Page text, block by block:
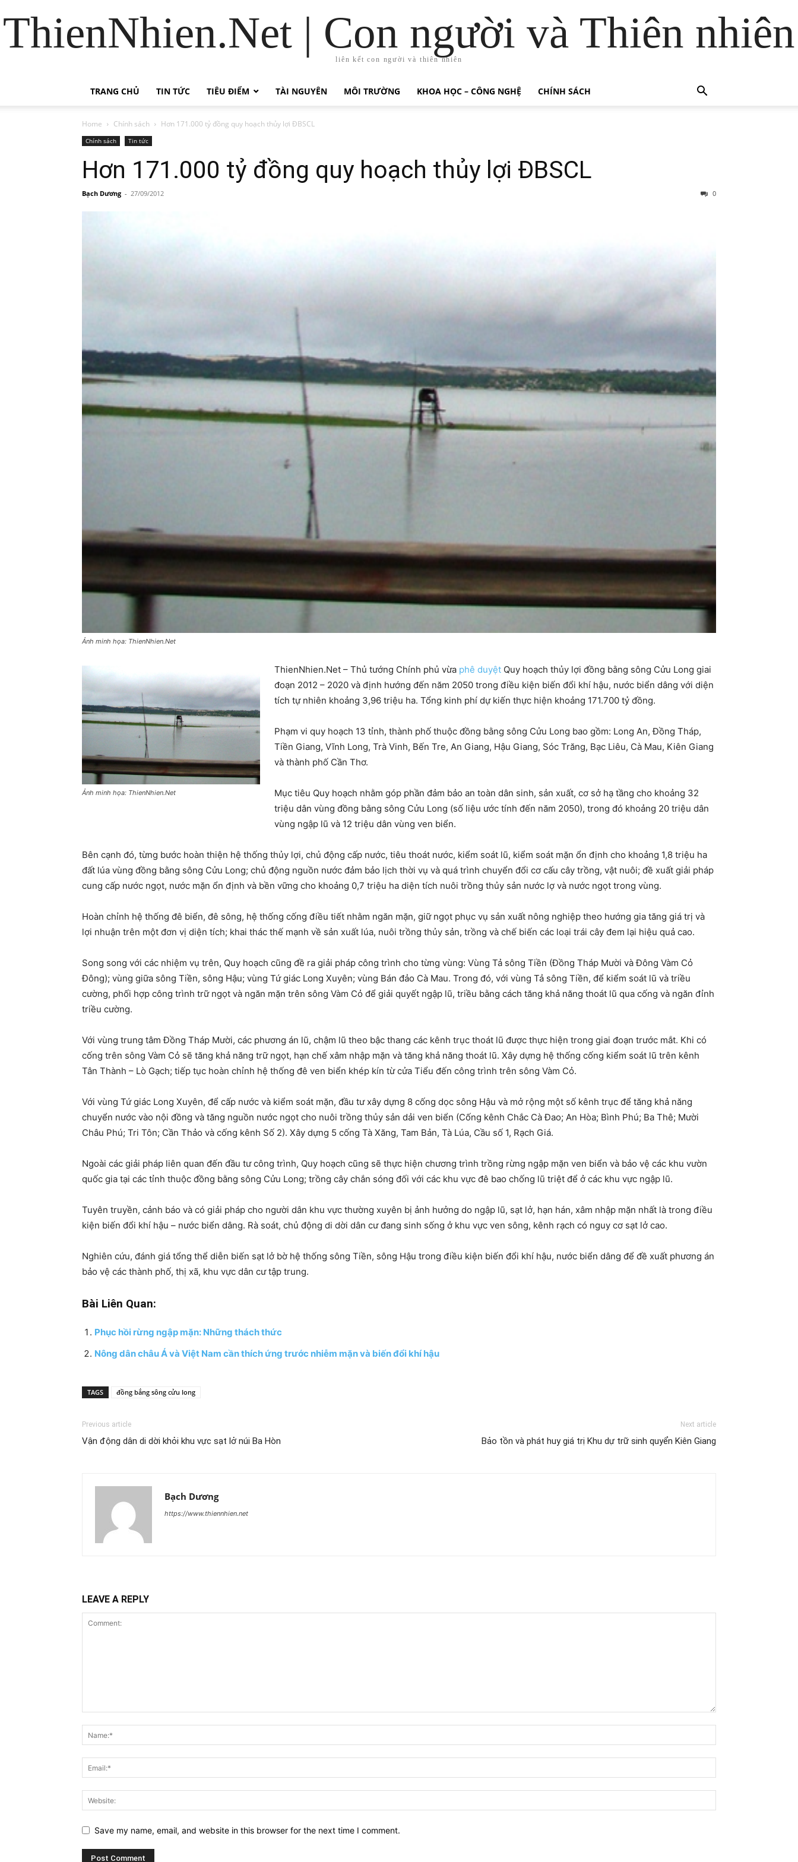
ThienNhien.Net | Con người và Thiên nhiên
liên kết con người và thiên nhiên
TRANG CHỦ TIN TỨC TIÊU ĐIỂM TÀI NGUYÊN MÔI TRƯỜNG KHOA HỌC – CÔNG NGHỆ CHÍNH SÁCH
Home Chính sách Hơn 171.000 tỷ đồng quy hoạch thủy lợi ĐBSCL
Chính sách Tin tức
Hơn 171.000 tỷ đồng quy hoạch thủy lợi ĐBSCL
Bạch Dương - 27/09/2012 0
Ảnh minh họa: ThienNhien.Net
Ảnh minh họa: ThienNhien.Net
ThienNhien.Net – Thủ tướng Chính phủ vừa phê duyệt Quy hoạch thủy lợi đồng bằng sông Cửu Long giai
đoạn 2012 – 2020 và định hướng đến năm 2050 trong điều kiện biến đổi khí hậu, nước biển dâng với diện
tích tự nhiên khoảng 3,96 triệu ha. Tổng kinh phí dự kiến thực hiện khoảng 171.700 tỷ đồng.
Phạm vi quy hoạch 13 tỉnh, thành phố thuộc đồng bằng sông Cửu Long bao gồm: Long An, Đồng Tháp,
Tiền Giang, Vĩnh Long, Trà Vinh, Bến Tre, An Giang, Hậu Giang, Sóc Trăng, Bạc Liêu, Cà Mau, Kiên Giang
và thành phố Cần Thơ.
Mục tiêu Quy hoạch nhằm góp phần đảm bảo an toàn dân sinh, sản xuất, cơ sở hạ tầng cho khoảng 32
triệu dân vùng đồng bằng sông Cửu Long (số liệu ước tính đến năm 2050), trong đó khoảng 20 triệu dân
vùng ngập lũ và 12 triệu dân vùng ven biển.
Bên cạnh đó, từng bước hoàn thiện hệ thống thủy lợi, chủ động cấp nước, tiêu thoát nước, kiểm soát lũ, kiểm soát mặn ổn định cho khoảng 1,8 triệu ha
đất lúa vùng đồng bằng sông Cửu Long; chủ động nguồn nước đảm bảo lịch thời vụ và quá trình chuyển đổi cơ cấu cây trồng, vật nuôi; đề xuất giải pháp
cung cấp nước ngọt, nước mặn ổn định và bền vững cho khoảng 0,7 triệu ha diện tích nuôi trồng thủy sản nước lợ và nước ngọt trong vùng.
Hoàn chỉnh hệ thống đê biển, đê sông, hệ thống cống điều tiết nhằm ngăn mặn, giữ ngọt phục vụ sản xuất nông nghiệp theo hướng gia tăng giá trị và
lợi nhuận trên một đơn vị diện tích; khai thác thế mạnh về sản xuất lúa, nuôi trồng thủy sản, trồng và chế biến các loại trái cây đem lại hiệu quả cao.
Song song với các nhiệm vụ trên, Quy hoạch cũng đề ra giải pháp công trình cho từng vùng: Vùng Tả sông Tiền (Đồng Tháp Mười và Đông Vàm Cỏ
Đông); vùng giữa sông Tiền, sông Hậu; vùng Tứ giác Long Xuyên; vùng Bán đảo Cà Mau. Trong đó, với vùng Tả sông Tiền, để kiểm soát lũ và triều
cường, phối hợp công trình trữ ngọt và ngăn mặn trên sông Vàm Cỏ để giải quyết ngập lũ, triều bằng cách tăng khả năng thoát lũ qua cống và ngăn đỉnh
triều cường.
Với vùng trung tâm Đồng Tháp Mười, các phương án lũ, chậm lũ theo bậc thang các kênh trục thoát lũ được thực hiện trong giai đoạn trước mắt. Khi có
cống trên sông Vàm Cỏ sẽ tăng khả năng trữ ngọt, hạn chế xâm nhập mặn và tăng khả năng thoát lũ. Xây dựng hệ thống cống kiểm soát lũ trên kênh
Tân Thành – Lò Gạch; tiếp tục hoàn chỉnh hệ thống đê ven biển khép kín từ cửa Tiểu đến công trình trên sông Vàm Cỏ.
Với vùng Tứ giác Long Xuyên, để cấp nước và kiểm soát mặn, đầu tư xây dựng 8 cống dọc sông Hậu và mở rộng một số kênh trục để tăng khả năng
chuyển nước vào nội đồng và tăng nguồn nước ngọt cho nuôi trồng thủy sản dải ven biển (Cống kênh Chắc Cà Đao; An Hòa; Bình Phú; Ba Thê; Mười
Châu Phú; Tri Tôn; Cần Thảo và cống kênh Số 2). Xây dựng 5 cống Tà Xăng, Tam Bản, Tà Lúa, Cầu số 1, Rạch Giá.
Ngoài các giải pháp liên quan đến đầu tư công trình, Quy hoạch cũng sẽ thực hiện chương trình trồng rừng ngập mặn ven biển và bảo vệ các khu vườn
quốc gia tại các tỉnh thuộc đồng bằng sông Cửu Long; trồng cây chắn sóng đối với các khu vực đê bao chống lũ triệt để ở các khu vực ngập lũ.
Tuyên truyền, cảnh báo và có giải pháp cho người dân khu vực thường xuyên bị ảnh hưởng do ngập lũ, sạt lở, hạn hán, xâm nhập mặn nhất là trong điều
kiện biến đổi khí hậu – nước biển dâng. Rà soát, chủ động di dời dân cư đang sinh sống ở khu vực ven sông, kênh rạch có nguy cơ sạt lở cao.
Nghiên cứu, đánh giá tổng thể diễn biến sạt lở bờ hệ thống sông Tiền, sông Hậu trong điều kiện biến đổi khí hậu, nước biển dâng để đề xuất phương án
bảo vệ các thành phố, thị xã, khu vực dân cư tập trung.
Bài Liên Quan:
Phục hồi rừng ngập mặn: Những thách thức
Nông dân châu Á và Việt Nam cần thích ứng trước nhiễm mặn và biến đổi khí hậu
TAGS đồng bắng sông cửu long
Previous article
Vận động dân di dời khỏi khu vực sạt lở núi Ba Hòn
Next article
Bảo tồn và phát huy giá trị Khu dự trữ sinh quyển Kiên Giang
Bạch Dương
https://www.thiennhien.net
LEAVE A REPLY
Save my name, email, and website in this browser for the next time I comment.